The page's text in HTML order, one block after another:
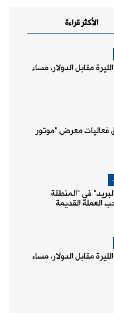
الأكثر قراءة
مقابل الدولار، مساء
فعاليات معرض "موتور
في "المنطقة
العملة القديمة
مقابل الدولار، مساء